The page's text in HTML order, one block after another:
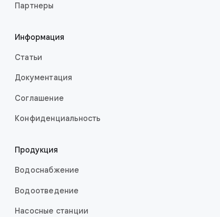
Партнеры
Информация
Статьи
Документация
Соглашение
Конфиденци­аль­ность
Продукция
Водоснабжение
Водоотведение
Насосные станции